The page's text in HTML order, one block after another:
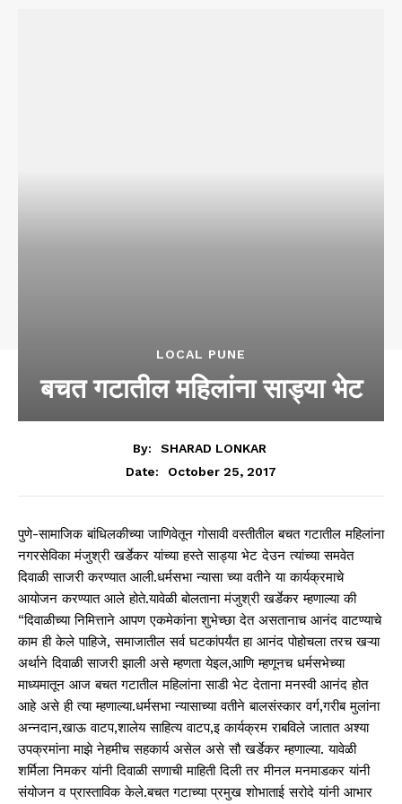
LOCAL PUNE
बचत गटातील महिलांना साड्या भेट
By:
SHARAD LONKAR
Date:
October 25, 2017
पुणे-सामाजिक बांधिलकीच्या जाणिवेतून गोसावी वस्तीतील बचत गटातील महिलांना
नगरसेविका मंजुश्री खर्डेकर यांच्या हस्ते साड्या भेट देउन त्यांच्या समवेत
दिवाळी साजरी करण्यात आली.धर्मसभा न्यासा च्या वतीने या कार्यक्रमाचे
आयोजन करण्यात आले होते.यावेळी बोलताना मंजुश्री खर्डेकर म्हणाल्या की
“दिवाळीच्या निमित्ताने आपण एकमेकांना शुभेच्छा देत असतानाच आनंद वाटण्याचे
काम ही केले पाहिजे, समाजातील सर्व घटकांपर्यंत हा आनंद पोहोचला तरच खऱ्या
अर्थाने दिवाळी साजरी झाली असे म्हणता येइल,आणि म्हणूनच धर्मसभेच्या
माध्यमातून आज बचत गटातील महिलांना साडी भेट देताना मनस्वी आनंद होत
आहे असे ही त्या म्हणाल्या.धर्मसभा न्यासाच्या वतीने बालसंस्कार वर्ग,गरीब मुलांना
अन्नदान,खाऊ वाटप,शालेय साहित्य वाटप,इ कार्यक्रम राबविले जातात अश्या
उपक्रमांना माझे नेहमीच सहकार्य असेल असे सौ खर्डेकर म्हणाल्या. यावेळी
शर्मिला निमकर यांनी दिवाळी सणाची माहिती दिली तर मीनल मनमाडकर यांनी
संयोजन व प्रास्ताविक केले.बचत गटाच्या प्रमुख शोभाताई सरोदे यांनी आभार